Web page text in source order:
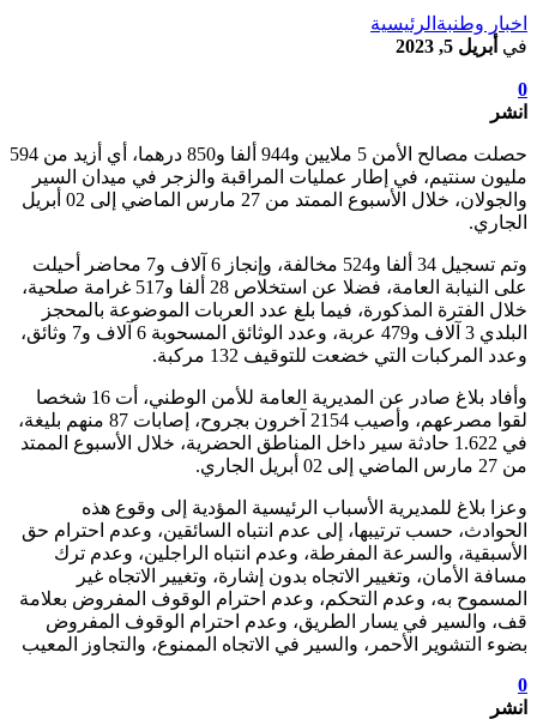
اخبار وطنبة الرئيسية
في أبريل 5, 2023
0
انشر
حصلت مصالح الأمن 5 ملايين و944 ألفا و850 درهما، أي أزيد من 594
مليون سنتيم، في إطار عمليات المراقبة والزجر في ميدان السير
والجولان، خلال الأسبوع الممتد من 27 مارس الماضي إلى 02 أبريل
الجاري.
وتم تسجيل 34 ألفا و524 مخالفة، وإنجاز 6 آلاف و7 محاضر أحيلت
على النيابة العامة، فضلا عن استخلاص 28 ألفا و517 غرامة صلحية،
خلال الفترة المذكورة، فيما بلغ عدد العربات الموضوعة بالمحجز
البلدي 3 آلاف و479 عربة، وعدد الوثائق المسحوبة 6 آلاف و7 وثائق،
وعدد المركبات التي خضعت للتوقيف 132 مركبة.
وأفاد بلاغ صادر عن المديرية العامة للأمن الوطني، أت 16 شخصا
لقوا مصرعهم، وأصيب 2154 آخرون بجروح، إصابات 87 منهم بليغة،
في 1.622 حادثة سير داخل المناطق الحضرية، خلال الأسبوع الممتد
من 27 مارس الماضي إلى 02 أبريل الجاري.
وعزا بلاغ للمديرية الأسباب الرئيسية المؤدية إلى وقوع هذه
الحوادث، حسب ترتيبها، إلى عدم انتباه السائقين، وعدم احترام حق
الأسبقية، والسرعة المفرطة، وعدم انتباه الراجلين، وعدم ترك
مسافة الأمان، وتغيير الاتجاه بدون إشارة، وتغيير الاتجاه غير
المسموح به، وعدم التحكم، وعدم احترام الوقوف المفروض بعلامة
قف، والسير في يسار الطريق، وعدم احترام الوقوف المفروض
بضوء التشوير الأحمر، والسير في الاتجاه الممنوع، والتجاوز المعيب
0
انشر